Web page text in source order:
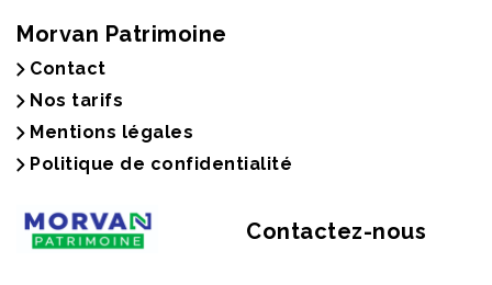
Morvan Patrimoine
Contact
Nos tarifs
Mentions légales
Politique de confidentialité
Contactez-nous